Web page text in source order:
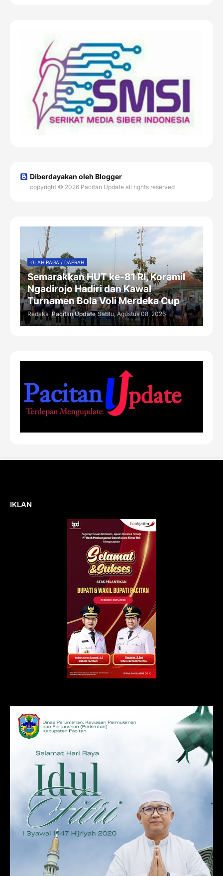
Diberdayakan oleh Blogger
copyright © 2026 Pacitan Update all rights reserved
OLAH RAGA / DAERAH
Semarakkan HUT ke-81 RI, Koramil
Ngadirojo Hadiri dan Kawal
Turnamen Bola Voli Merdeka Cup
Redaksi Pacitan Update Sabtu, Agustus 08, 2026
IKLAN